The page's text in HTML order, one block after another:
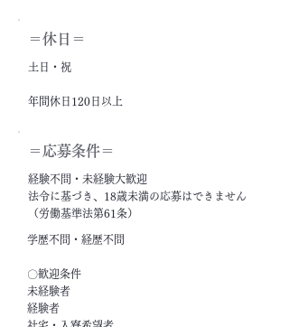
＝休日＝
土日・祝
年間休日120日以上
＝応募条件＝
経験不問・未経験大歓迎
法令に基づき、18歳未満の応募はできません
（労働基準法第61条）
学歴不問・経歴不問
〇歓迎条件
未経験者
経験者